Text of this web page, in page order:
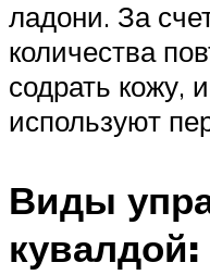
ладони. За
количества
содрать кожу,
используют
Виды
кувалдой: